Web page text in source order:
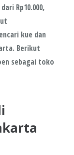
Rp10.000,
kue dan
Berikut
sebagai toko